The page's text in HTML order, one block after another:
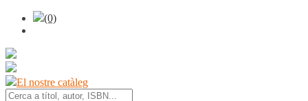
(0)
El nostre catàleg